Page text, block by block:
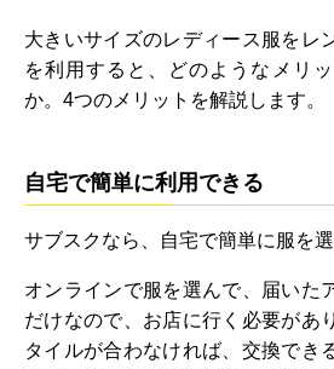
大きいサイズのレディース服をレ
を利用すると、どのようなメリ
か。4つのメリットを解説します。
自宅で簡単に利用できる
サブスクなら、自宅で簡単に服を選
オンラインで服を選んで、届いた
だけなので、お店に行く必要があ
タイルが合わなければ、交換でき